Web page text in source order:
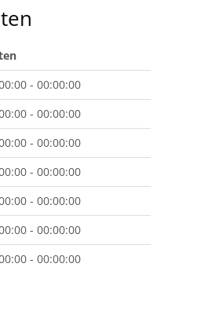
- 00:00:00
- 00:00:00
- 00:00:00
- 00:00:00
- 00:00:00
- 00:00:00
- 00:00:00